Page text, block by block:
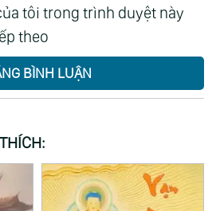
tôi trong trình duyệt này
theo
BÌNH LUẬN